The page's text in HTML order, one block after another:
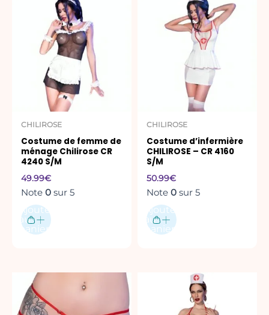
CHILIROSE
Costume de femme de
ménage Chilirose CR
4240 S/M
49.99€
Note 0 sur 5
Ajouter
au
panier
CHILIROSE
Costume d’infermière
CHILIROSE – CR 4160
S/M
50.99€
Note 0 sur 5
Ajouter
au
panier
produit
a